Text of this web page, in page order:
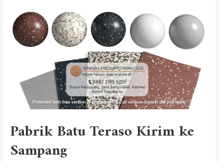
Pabrik Batu Teraso Kirim ke
Sampang